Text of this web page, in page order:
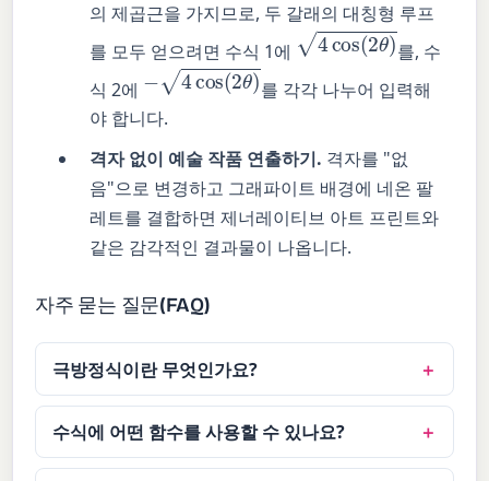
의 제곱근을 가지므로, 두 갈래의 대칭형 루프
를 모두 얻으려면 수식 1에
4 cos(2θ)
를, 수
식 2에
−4cos(2θ)
를 각각 나누어 입력해
야 합니다.
격자 없이 예술 작품 연출하기. 격자를 "없
음"으로 변경하고 그래파이트 배경에 네온 팔
레트를 결합하면 제너레이티브 아트 프린트와
같은 감각적인 결과물이 나옵니다.
자주 묻는 질문(FAQ)
극방정식이란 무엇인가요?
수식에 어떤 함수를 사용할 수 있나요?